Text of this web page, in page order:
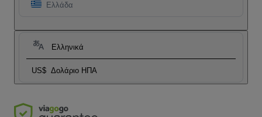
Ελλάδα
Ελληνικά
US$ Δολάριο ΗΠΑ